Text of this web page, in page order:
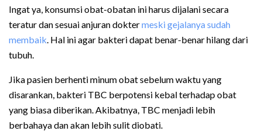
Ingat ya, konsumsi obat-obatan ini harus dijalani secara
teratur dan sesuai anjuran doktermeski gejalanya sudah
membaik. Hal ini agar bakteri dapat benar-benar hilang dari
tubuh.
Jika pasien berhenti minum obat sebelum waktu yang
disarankan, bakteri TBC berpotensi kebal terhadap obat
yang biasa diberikan. Akibatnya, TBC menjadi lebih
berbahaya dan akan lebih sulit diobati.